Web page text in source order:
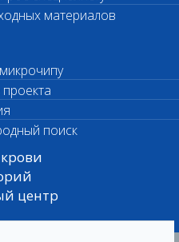
материалов
поиск
центр